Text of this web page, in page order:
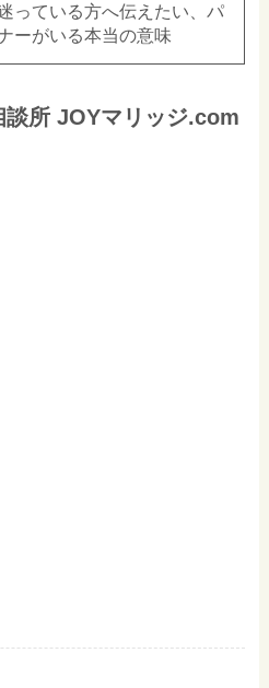
っている方へ伝えたい、パ
ーがいる本当の意味
談所 JOYマリッジ.com